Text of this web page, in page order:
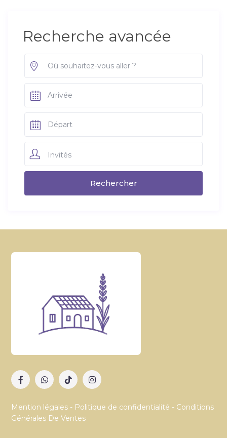
Recherche avancée
Invités
Mention légales - Politique de confidentialité - Conditions
Générales De Ventes